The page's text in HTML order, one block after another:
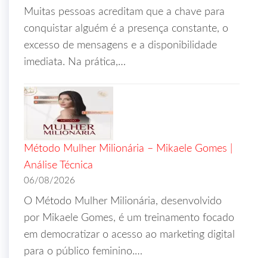
Muitas pessoas acreditam que a chave para
conquistar alguém é a presença constante, o
excesso de mensagens e a disponibilidade
imediata. Na prática,…
Método Mulher Milionária – Mikaele Gomes |
Análise Técnica
06/08/2026
O Método Mulher Milionária, desenvolvido
por Mikaele Gomes, é um treinamento focado
em democratizar o acesso ao marketing digital
para o público feminino.…